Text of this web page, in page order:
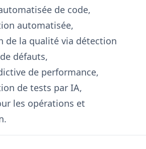
de code,
automatisée,
de la qualité via détection
défauts,
de performance,
de tests par IA,
les opérations et